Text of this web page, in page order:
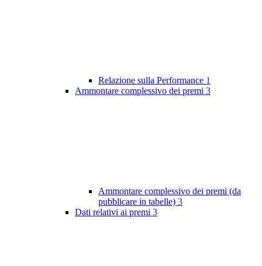
Relazione sulla Performance 1
Ammontare complessivo dei premi 3
Ammontare complessivo dei premi (da
pubblicare in tabelle) 3
Dati relativi ai premi 3